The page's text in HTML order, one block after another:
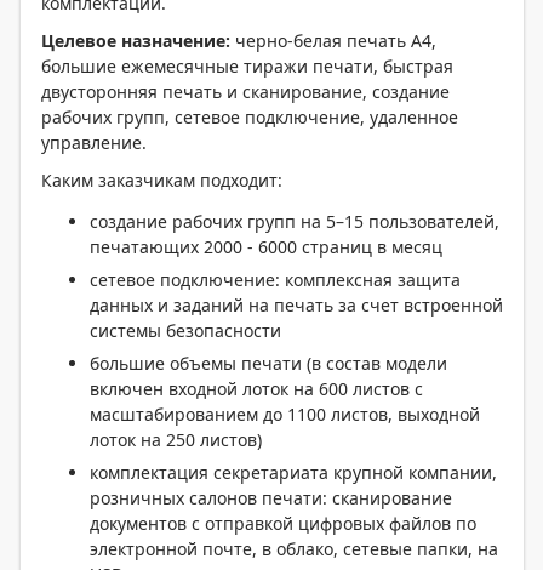
Целевое назначение: черно-белая печать А4,
большие ежемесячные тиражи печати, быстрая
двусторонняя печать и сканирование, создание
рабочих групп, сетевое подключение, удаленное
управление.
Каким заказчикам подходит:
создание рабочих групп на 5–15 пользователей,
печатающих 2000 - 6000 страниц в месяц
сетевое подключение: комплексная защита
данных и заданий на печать за счет встроенной
системы безопасности
большие объемы печати (в состав модели
включен входной лоток на 600 листов с
масштабированием до 1100 листов, выходной
лоток на 250 листов)
комплектация секретариата крупной компании,
розничных салонов печати: сканирование
документов с отправкой цифровых файлов по
электронной почте, в облако, сетевые папки, на